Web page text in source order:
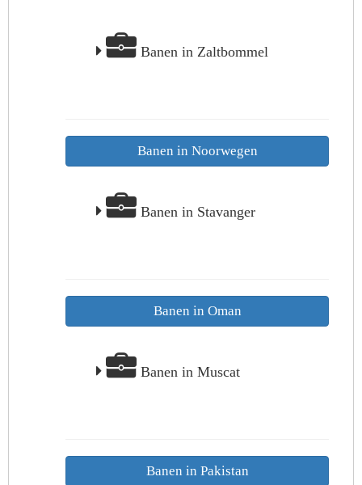
Banen in Zaltbommel
Banen in Noorwegen
Banen in Stavanger
Banen in Oman
Banen in Muscat
Banen in Pakistan